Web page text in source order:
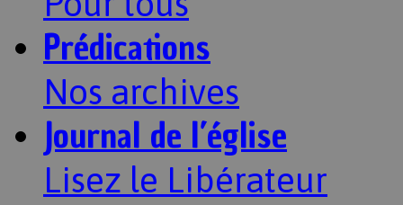
Prédications
Nos archives
Journal de l’église
Lisez le Libérateur